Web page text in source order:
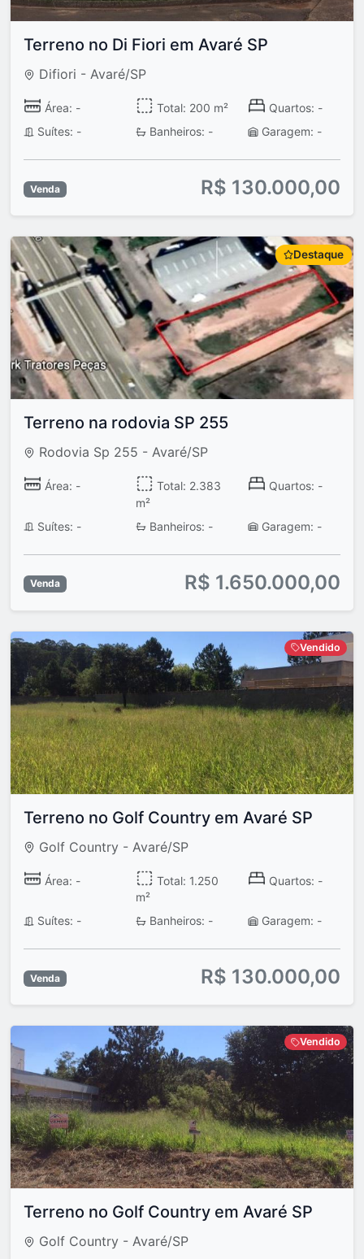
Terreno no Di Fiori em Avaré SP
Difiori - Avaré/SP
Área: - Total: 200 m²
Quartos: -
Suítes: -
Banheiros: - Garagem: -
Venda R$ 130.000,00
Destaque
Terreno na rodovia SP 255
Rodovia Sp 255 - Avaré/SP
Área: -
Total: 2.383
m²
Quartos: -
Suítes: - Banheiros: - Garagem: -
Venda R$ 1.650.000,00
Vendido
Terreno no Golf Country em Avaré SP
Golf Country - Avaré/SP
Área: -
Total: 1.250
m²
Quartos: -
Suítes: - Banheiros: - Garagem: -
Venda R$ 130.000,00
Vendido
Terreno no Golf Country em Avaré SP
Golf Country - Avaré/SP